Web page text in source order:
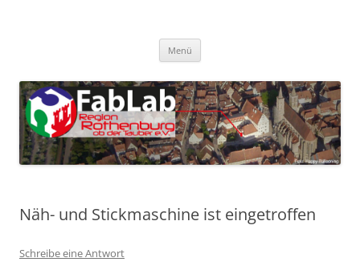
Menü
Näh- und Stickmaschine ist eingetroffen
Schreibe eine Antwort